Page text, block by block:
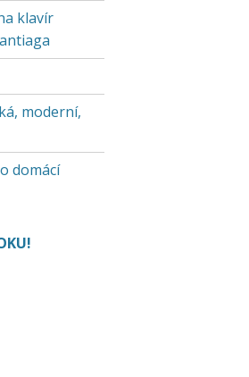
klavír
moderní,
domácí